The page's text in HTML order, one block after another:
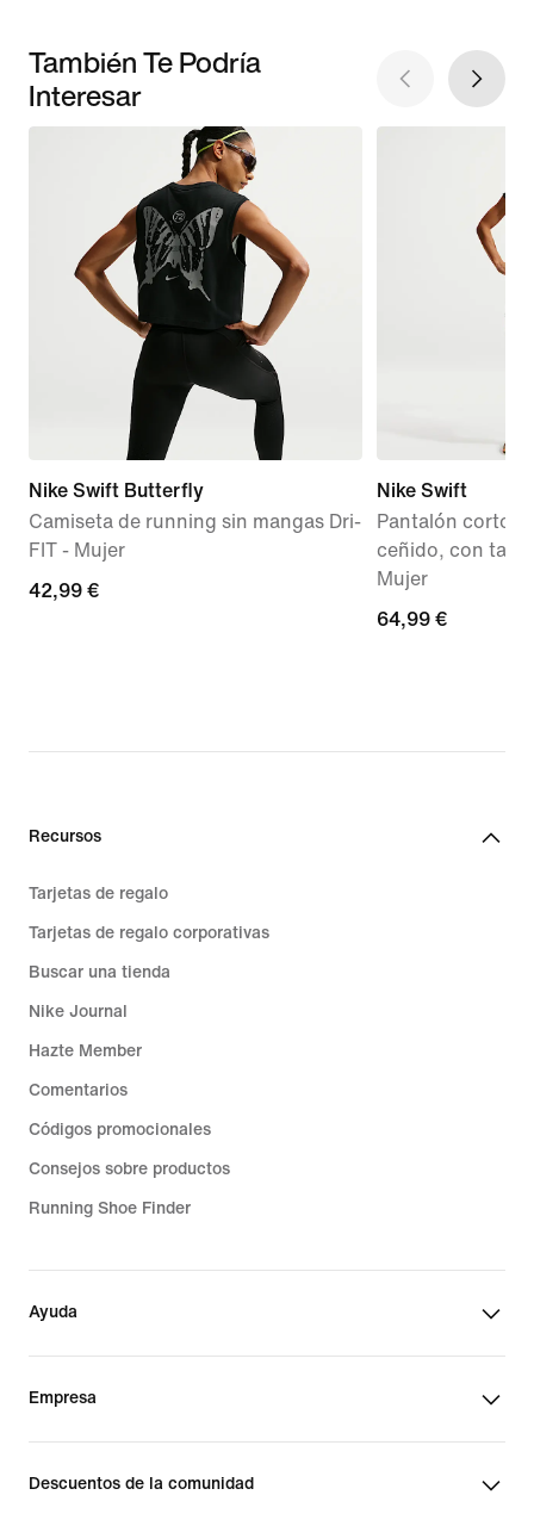
También Te Podría
Interesar
Nike Swift Butterfly
Camiseta de running sin mangas Dri-
FIT - Mujer
42,99 €
42,99 €
Nike Swift
Pantalón corto
ceñido, con talle
Mujer
64,99 €
64,99 €
Recursos
Tarjetas de regalo
Tarjetas de regalo corporativas
Buscar una tienda
Nike Journal
Hazte Member
Comentarios
Códigos promocionales
Consejos sobre productos
Running Shoe Finder
Ayuda
Empresa
Descuentos de la comunidad